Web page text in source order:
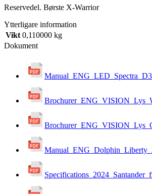
Reservedel. Børste X-Warrior
Ytterligare information
Vikt 0,110000 kg
Dokument